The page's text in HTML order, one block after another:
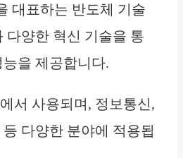
대표하는 반도체 기술
다양한 혁신 기술을 통
을 제공합니다.
서 사용되며, 정보통신,
다양한 분야에 적용됩